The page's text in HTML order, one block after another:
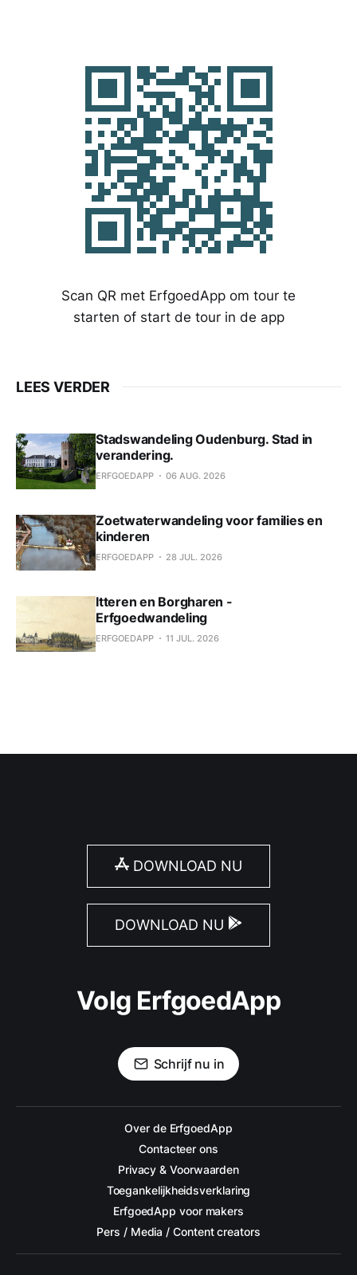
Scan QR met ErfgoedApp om tour te
starten of start de tour in de app
LEES VERDER
Stadswandeling Oudenburg. Stad in
verandering.
ERFGOEDAPP 06 AUG. 2026
Zoetwaterwandeling voor families en
kinderen
ERFGOEDAPP 28 JUL. 2026
Itteren en Borgharen -
Erfgoedwandeling
ERFGOEDAPP 11 JUL. 2026
DOWNLOAD NU
DOWNLOAD NU
Volg ErfgoedApp
Schrijf nu in
Over de ErfgoedApp
Contacteer ons
Privacy & Voorwaarden
Toegankelijkheidsverklaring
ErfgoedApp voor makers
Pers / Media / Content creators